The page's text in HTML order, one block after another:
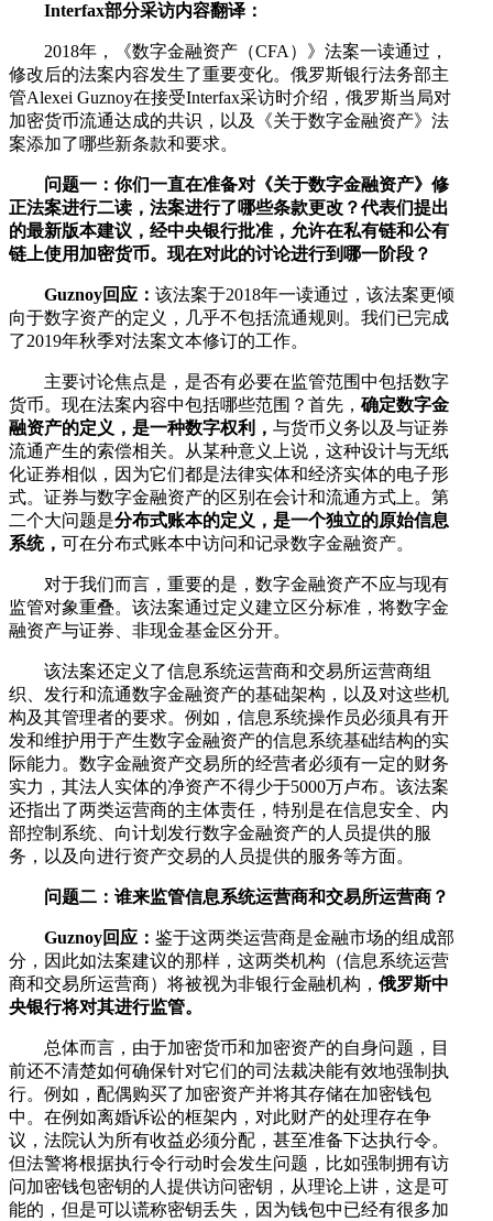
Interfax部分采访内容翻译：
2018年，《数字金融资产（CFA）》法案一读通过，
修改后的法案内容发生了重要变化。俄罗斯银行法务部主
管Alexei Guznoy在接受Interfax采访时介绍，俄罗斯当局对
加密货币流通达成的共识，以及《关于数字金融资产》法
案添加了哪些新条款和要求。
问题一：你们一直在准备对《关于数字金融资产》修
正法案进行二读，法案进行了哪些条款更改？代表们提出
的最新版本建议，经中央银行批准，允许在私有链和公有
链上使用加密货币。现在对此的讨论进行到哪一阶段？
Guznoy回应： 该法案于2018年一读通过，该法案更倾
向于数字资产的定义，几乎不包括流通规则。我们已完成
了2019年秋季对法案文本修订的工作。
主要讨论焦点是，是否有必要在监管范围中包括数字
货币。现在法案内容中包括哪些范围？首先， 确定数字金
融资产的定义，是一种数字权利， 与货币义务以及与证券
流通产生的索偿相关。从某种意义上说，这种设计与无纸
化证券相似，因为它们都是法律实体和经济实体的电子形
式。证券与数字金融资产的区别在会计和流通方式上。第
二个大问题是分布式账本的定义，是一个独立的原始信息
系统， 可在分布式账本中访问和记录数字金融资产。
对于我们而言，重要的是，数字金融资产不应与现有
监管对象重叠。该法案通过定义建立区分标准，将数字金
融资产与证券、非现金基金区分开。
该法案还定义了信息系统运营商和交易所运营商组
织、发行和流通数字金融资产的基础架构，以及对这些机
构及其管理者的要求。例如，信息系统操作员必须具有开
发和维护用于产生数字金融资产的信息系统基础结构的实
际能力。数字金融资产交易所的经营者必须有一定的财务
实力，其法人实体的净资产不得少于5000万卢布。该法案
还指出了两类运营商的主体责任，特别是在信息安全、内
部控制系统、向计划发行数字金融资产的人员提供的服
务，以及向进行资产交易的人员提供的服务等方面。
问题二：谁来监管信息系统运营商和交易所运营商？
Guznoy回应： 鉴于这两类运营商是金融市场的组成部
分，因此如法案建议的那样，这两类机构（信息系统运营
商和交易所运营商）将被视为非银行金融机构， 俄罗斯中
央银行将对其进行监管。
总体而言，由于加密货币和加密资产的自身问题，目
前还不清楚如何确保针对它们的司法裁决能有效地强制执
行。例如，配偶购买了加密资产并将其存储在加密钱包
中。在例如离婚诉讼的框架内，对此财产的处理存在争
议，法院认为所有收益必须分配，甚至准备下达执行令。
但法警将根据执行令行动时会发生问题，比如强制拥有访
问加密钱包密钥的人提供访问密钥，从理论上讲，这是可
能的，但是可以谎称密钥丢失，因为钱包中已经有很多加